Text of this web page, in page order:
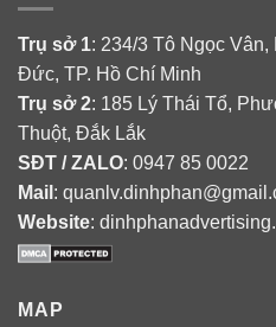
Trụ sở 1: 234/3 Tô Ngọc
Đức, TP. Hồ Chí Minh
Trụ sở 2: 185 Lý Thái Tổ,
Thuột, Đắk Lắk
SĐT / ZALO: 0947 85 0022
Mail :
Website:
MAP